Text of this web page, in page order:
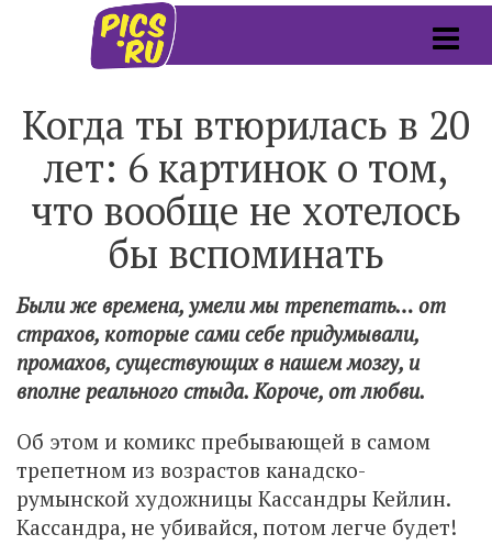
Когда ты втюрилась в 20
лет: 6 картинок о том,
что вообще не хотелось
бы вспоминать
Были же времена, умели мы трепетать… от
страхов, которые сами себе придумывали,
промахов, существующих в нашем мозгу, и
вполне реального стыда. Короче, от любви.
Об этом и комикс пребывающей в самом
трепетном из возрастов канадско-
румынской художницы Кассандры Кейлин.
Кассандра, не убивайся, потом легче будет!